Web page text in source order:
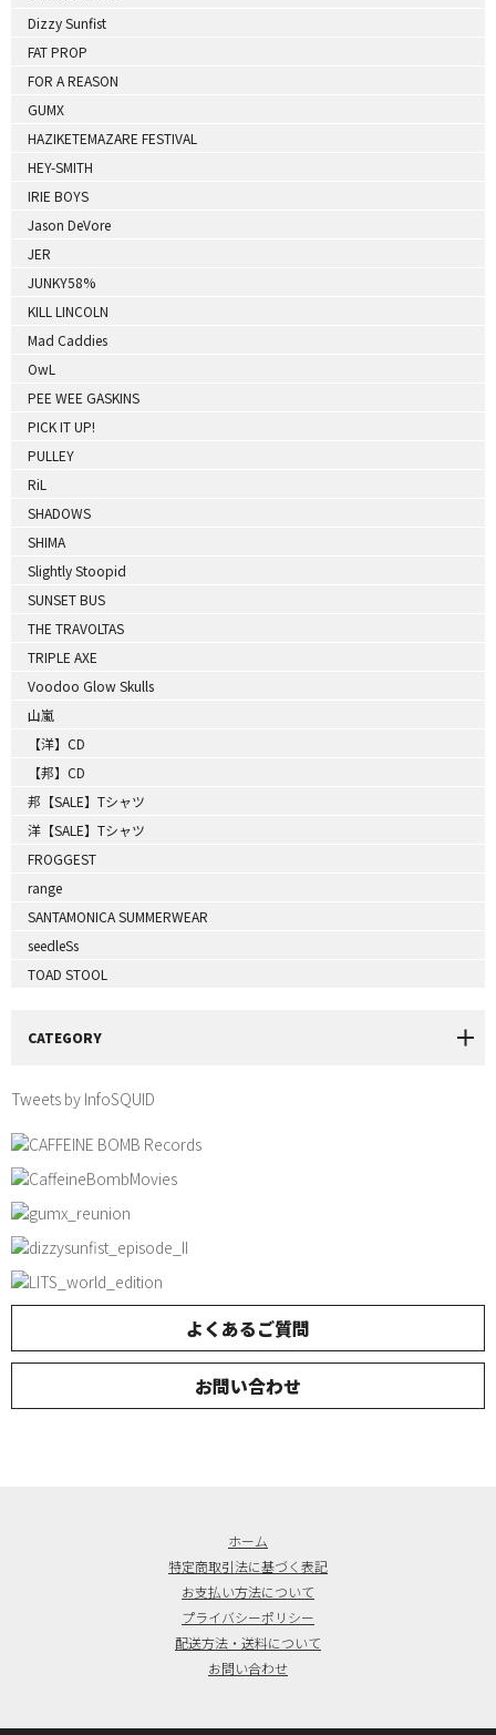
Dizzy Sunfist
FAT PROP
FOR A REASON
GUMX
HAZIKETEMAZARE FESTIVAL
HEY-SMITH
IRIE BOYS
Jason DeVore
JER
JUNKY58%
KILL LINCOLN
Mad Caddies
OwL
PEE WEE GASKINS
PICK IT UP!
PULLEY
RiL
SHADOWS
SHIMA
Slightly Stoopid
SUNSET BUS
THE TRAVOLTAS
TRIPLE AXE
Voodoo Glow Skulls
山嵐
【洋】CD
【邦】CD
邦【SALE】Tシャツ
洋【SALE】Tシャツ
FROGGEST
range
SANTAMONICA SUMMERWEAR
seedleSs
TOAD STOOL
CATEGORY
Tweets by InfoSQUID
よくあるご質問
お問い合わせ
ホーム
特定商取引法に基づく表記
お支払い方法について
プライバシーポリシー
配送方法・送料について
お問い合わせ